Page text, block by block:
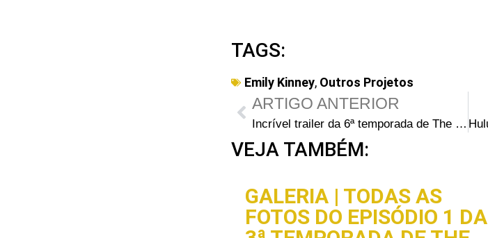
TAGS:
Emily Kinney, Outros Projetos
ARTIGO ANTERIOR
Incrível trailer da 6ª temporada de The Walking Dead feito por fãs
VEJA TAMBÉM:
GALERIA | TODAS AS
FOTOS DO EPISÓDIO 1 DA